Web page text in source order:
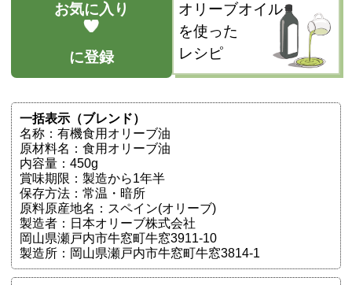
お気に入り
に登録
オリーブオイル
を使った
レシピ
一括表示（ブレンド）
名称：有機食用オリーブ油
原材料名：食用オリーブ油
内容量：450g
賞味期限：製造から1年半
保存方法：常温・暗所
原料原産地名：スペイン(オリーブ)
製造者：日本オリーブ株式会社
岡山県瀬戸内市牛窓町牛窓3911-10
製造所：岡山県瀬戸内市牛窓町牛窓3814-1